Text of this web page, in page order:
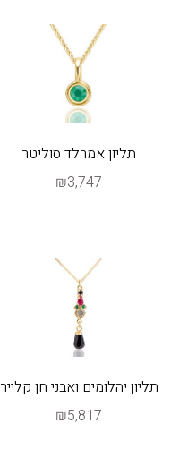
תליון אמרלד סוליטר
₪3,747
תליון יהלומים ואבני חן קלייר
₪5,817